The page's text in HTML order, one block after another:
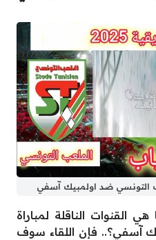
التونسي ضد اولمبيك آسفي
الناقلة لمباراة
آسفي؟.. فإن اللقاء سوف